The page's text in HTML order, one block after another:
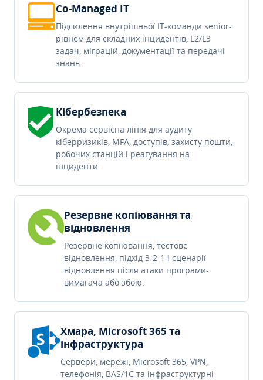
Co-Managed IT
Підсилення внутрішньої IT-команди senior-
рівнем для складних інцидентів, L2/L3
задач, міграцій, документації та передачі
знань.
Кібербезпека
Окрема сервісна лінія для аудиту
кіберризиків, MFA, доступів, захисту пошти,
робочих станцій і реагування на
інциденти.
Резервне копіювання та
відновлення
Резервне копіювання, тестове
відновлення, підхід 3-2-1 і сценарії
відновлення після атаки програми-
вимагача або збою.
Хмара, Microsoft 365 та
інфраструктура
Сервери, мережі, Microsoft 365, VPN,
телефонія, BAS/1C та інфраструктурні